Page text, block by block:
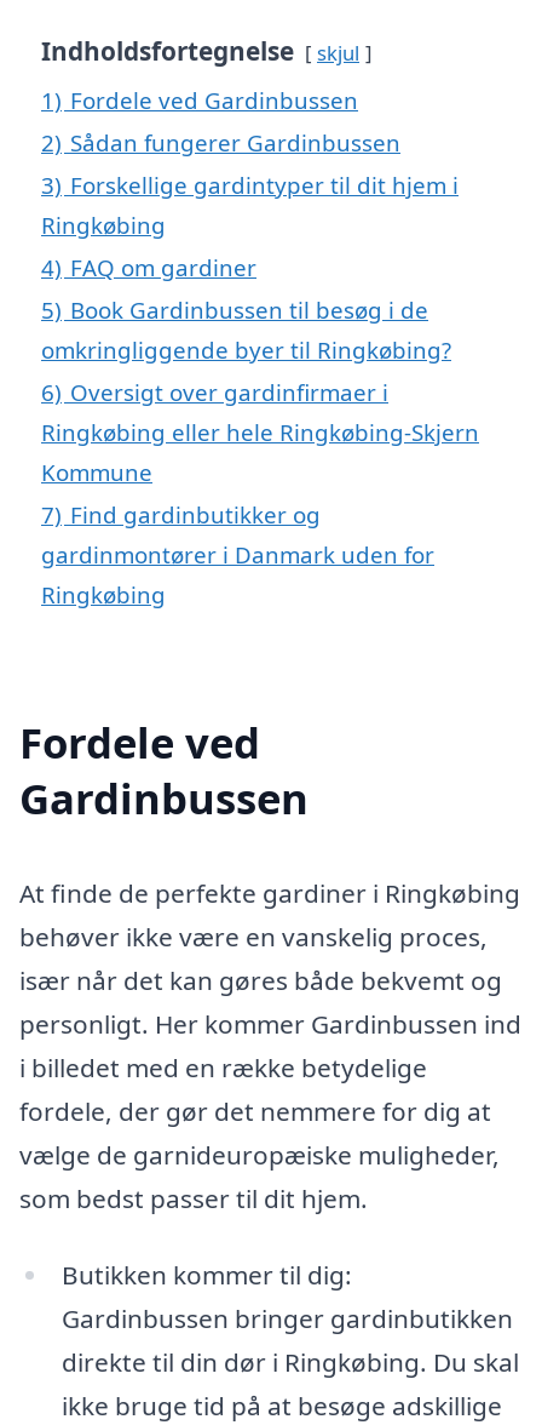
Indholdsfortegnelse skjul
1) Fordele ved Gardinbussen
2) Sådan fungerer Gardinbussen
3) Forskellige gardintyper til dit hjem i
Ringkøbing
4) FAQ om gardiner
5) Book Gardinbussen til besøg i de
omkringliggende byer til Ringkøbing?
6) Oversigt over gardinfirmaer i
Ringkøbing eller hele Ringkøbing-Skjern
Kommune
7) Find gardinbutikker og
gardinmontører i Danmark uden for
Ringkøbing
Fordele ved
Gardinbussen
At finde de perfekte gardiner i Ringkøbing
behøver ikke være en vanskelig proces,
især når det kan gøres både bekvemt og
personligt. Her kommer Gardinbussen ind
i billedet med en række betydelige
fordele, der gør det nemmere for dig at
vælge de garnideuropæiske muligheder,
som bedst passer til dit hjem.
Butikken kommer til dig:
Gardinbussen bringer gardinbutikken
direkte til din dør i Ringkøbing. Du skal
ikke bruge tid på at besøge adskillige